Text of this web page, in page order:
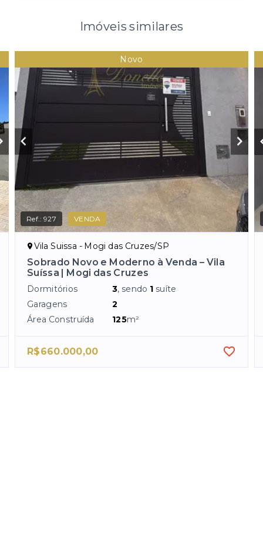
Imóveis similares
Novo
Ref.:927 VENDA
Vila Suissa - Mogi das Cruzes/SP
Sobrado Novo e Moderno à Venda – Vila
Suíssa | Mogi das Cruzes
Dormitórios 3, sendo 1 suíte
Garagens
2
Área Construída
125m²
R$660.000,00